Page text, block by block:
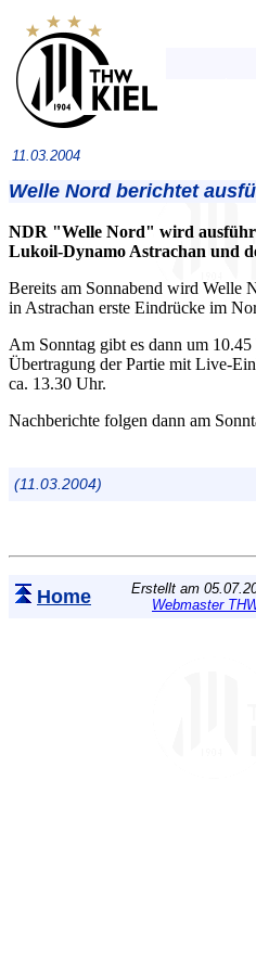
11.03.2004
Welle Nord berichtet
NDR "Welle Nord" wird
Lukoil-Dynamo Astrachan und
Bereits am Sonnabend wird Welle
in Astrachan erste Eindrücke im
Am Sonntag gibt es dann um
Übertragung der Partie mit Live-
ca. 13.30 Uhr.
Nachberichte folgen dann am
(11.03.2004)
Home
Erstellt am
Webmaster